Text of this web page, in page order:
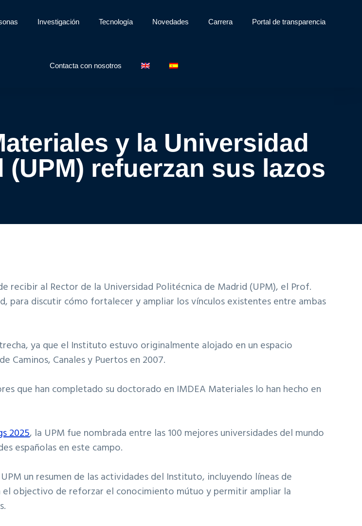
Investigación Tecnología Novedades Carrera Portal de transparencia
Contacta con nosotros
y la Universidad
refuerzan sus lazos
recibir al Rector de la Universidad Politécnica de Madrid (UPM), el Prof.
para discutir cómo fortalecer y ampliar los vínculos existentes entre ambas
ya que el Instituto estuvo originalmente alojado en un espacio
Caminos, Canales y Puertos en 2007.
que han completado su doctorado en IMDEA Materiales lo han hecho en
2025, la UPM fue nombrada entre las 100 mejores universidades del mundo
españolas en este campo.
un resumen de las actividades del Instituto, incluyendo líneas de
objectivo de reforzar el conocimiento mútuo y permitir ampliar la